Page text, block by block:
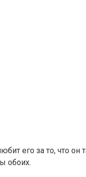
его за то, что он
обоих.